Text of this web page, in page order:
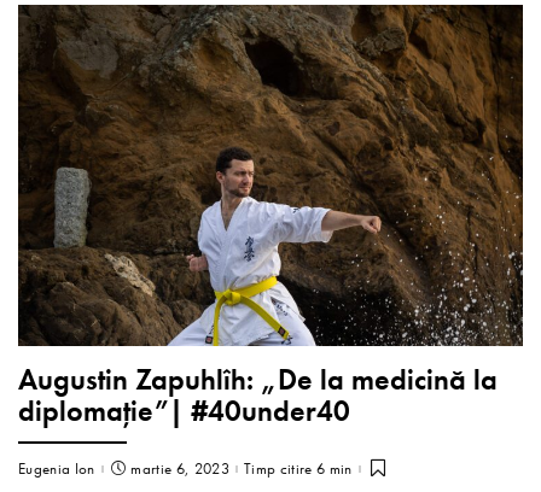
Augustin Zapuhlîh: „De la medicină la
diplomație”| #40under40
Eugenia Ion martie 6, 2023 Timp citire 6 min